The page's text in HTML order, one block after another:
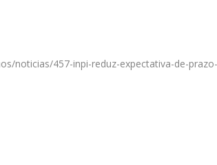
noticias/457-inpi-reduz-expectativa-de-